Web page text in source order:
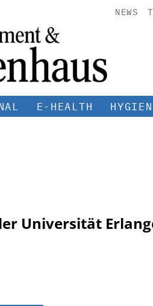
NEWS
E-HEALTH
Universität